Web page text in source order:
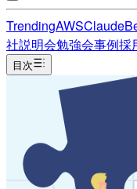
TrendingAWSClaude
社説明会勉強会事例採
目次